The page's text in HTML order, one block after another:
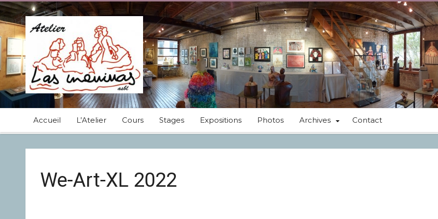
Accueil L’Atelier Cours Stages Expositions Photos Archives Contact
We-Art-XL 2022